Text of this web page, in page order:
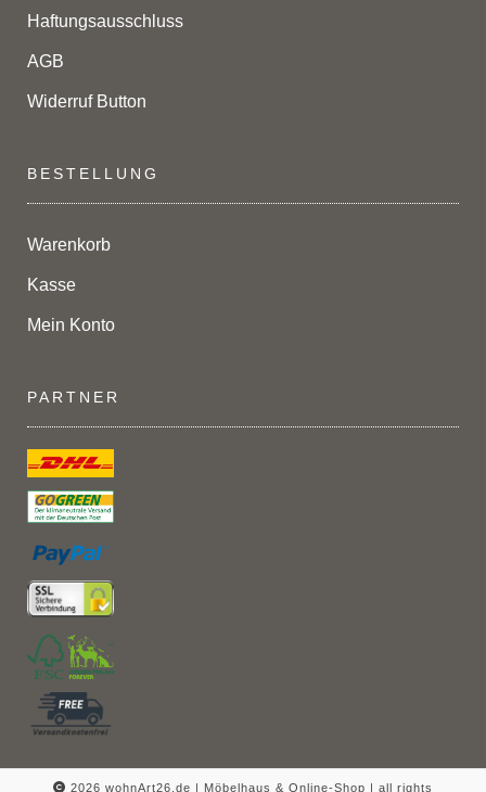
Haftungsausschluss
AGB
Widerruf Button
BESTELLUNG
Warenkorb
Kasse
Mein Konto
PARTNER
2026 wohnArt26.de | Möbelhaus & Online-Shop | all rights